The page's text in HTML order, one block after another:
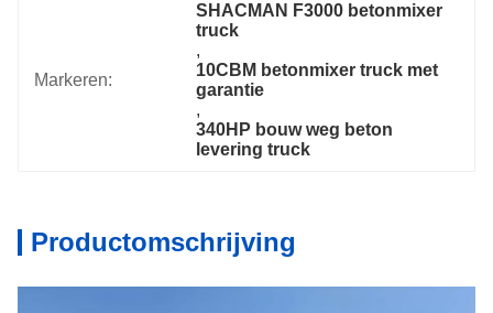
Markeren:
SHACMAN F3000 betonmixer
truck
,
10CBM betonmixer truck met
garantie
,
340HP bouw weg beton
levering truck
Productomschrijving